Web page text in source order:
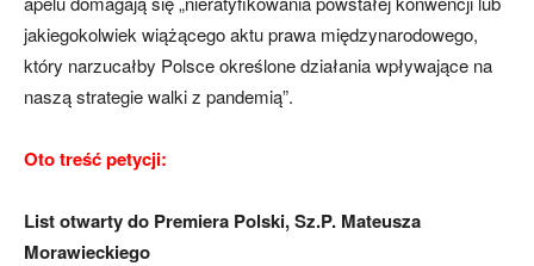
jakiegokolwiek wiążącego aktu prawa międzynarodowego,
który narzucałby Polsce określone działania wpływające na
naszą strategie walki z pandemią”.
Oto treść petycji:
List otwarty do Premiera Polski, Sz.P. Mateusza
Morawieckiego